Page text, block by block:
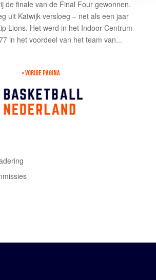
de finale van de Final Four gewonnen.
uit Katwijk versloeg – net als een jaar
Lions. Het werd in het Indoor Centrum
in het voordeel van het team van...
« VORIGE PAGINA